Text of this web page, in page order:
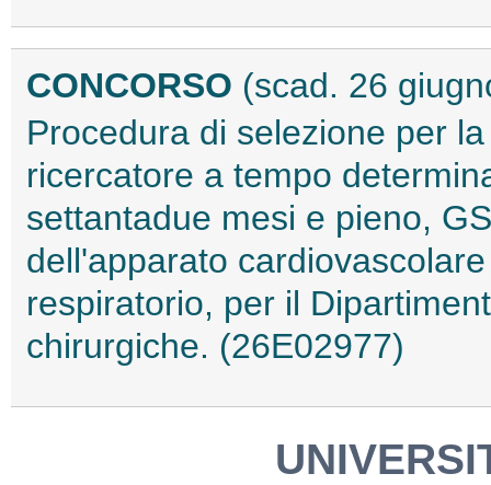
CONCORSO (scad. 26
Procedura di selezione per
ricercatore a tempo
settantadue mesi e pieno,
dell'apparato
respiratorio, per il
chirurgiche. (26E02977)